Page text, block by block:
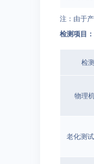
注：由于
检测项目：
检
物理
老化测